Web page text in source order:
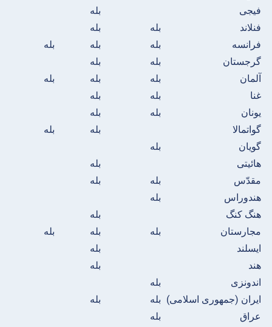
فیجی
بله
فنلاند
بله
بله
فرانسه
بله بله
بله
گرجستان
بله
بله
آلمان
بله بله
بله
غنا
بله
بله
یونان
بله
بله
گواتمالا
بله
بله
گویان
بله
هائیتی
بله
مقدّس
بله
بله
هندوراس
بله
هنگ کنگ
بله
مجارستان
بله بله
بله
ایسلند
بله
هند
بله
اندونزی
بله
ایران (جمهوری اسلامی) بله
بله
عراق
بله